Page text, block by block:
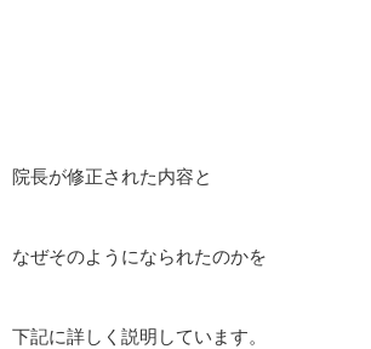
院長が修正された内容と
なぜそのようになられたのかを
下記に詳しく説明しています。